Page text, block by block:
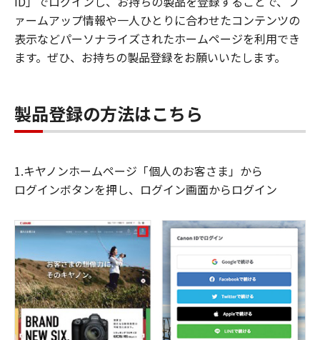
ァームアップ情報や一人ひとりに合わせたコンテンツの
表示などパーソナライズされたホームページを利用でき
ます。ぜひ、お持ちの製品登録をお願いいたします。
製品登録の方法はこちら
1.キヤノンホームページ「個人のお客さま」から
ログインボタンを押し、ログイン画面からログイン